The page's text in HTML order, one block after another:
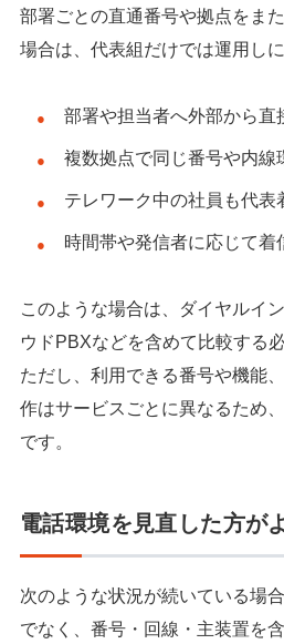
部署ごとの直通番号や拠点をま
場合は、代表組だけでは運用し
部署や担当者へ外部から直
複数拠点で同じ番号や内線
テレワーク中の社員も代表
時間帯や発信者に応じて着
このような場合は、ダイヤルイ
ウドPBXなどを含めて比較する
ただし、利用できる番号や機能
作はサービスごとに異なるため
です。
電話環境を見直した方が
次のような状況が続いている場
でなく、番号・回線・主装置を